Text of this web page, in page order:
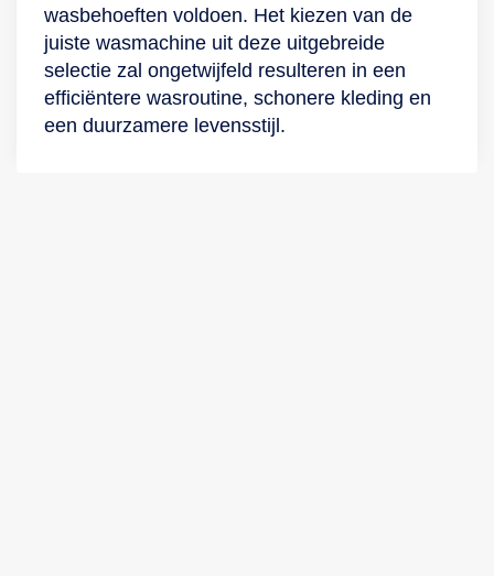
wasbehoeften voldoen. Het kiezen van de
juiste wasmachine uit deze uitgebreide
selectie zal ongetwijfeld resulteren in een
efficiëntere wasroutine, schonere kleding en
een duurzamere levensstijl.